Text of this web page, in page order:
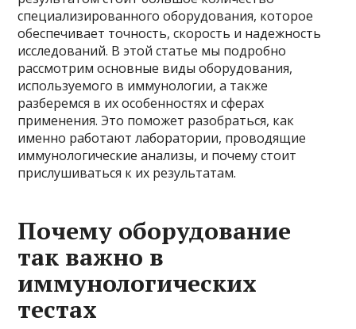
специализированного оборудования, которое
обеспечивает точность, скорость и надежность
исследований. В этой статье мы подробно
рассмотрим основные виды оборудования,
используемого в иммунологии, а также
разберемся в их особенностях и сферах
применения. Это поможет разобраться, как
именно работают лаборатории, проводящие
иммунологические анализы, и почему стоит
прислушиваться к их результатам.
Почему оборудование
так важно в
иммунологических
тестах